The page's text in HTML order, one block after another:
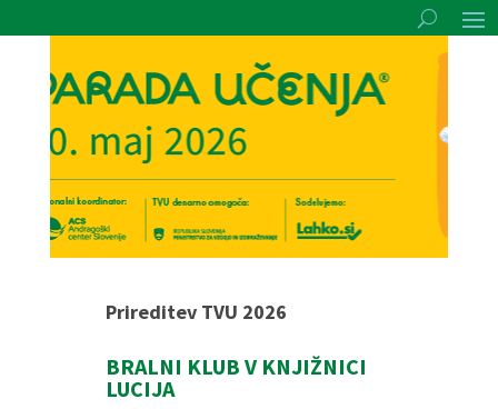
Prireditev TVU 2026
BRALNI KLUB V KNJIŽNICI
LUCIJA